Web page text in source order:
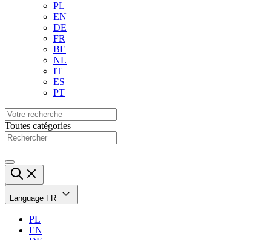
PL
EN
DE
FR
BE
NL
IT
ES
PT
Toutes catégories
Language FR
PL
EN